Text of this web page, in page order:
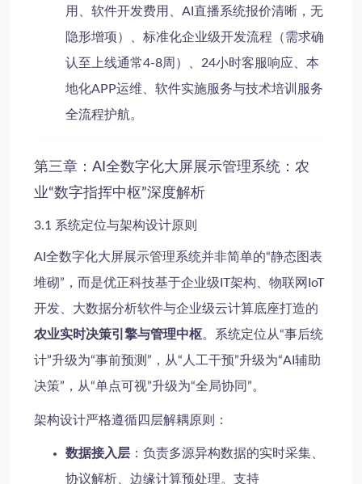
用、软件开发费用、AI直播系统报价清晰，无
隐形增项）、标准化企业级开发流程（需求确
认至上线通常4-8周）、24小时客服响应、本
地化APP运维、软件实施服务与技术培训服务
全流程护航。
第三章：AI全数字化大屏展示管理系统：农
业“数字指挥中枢”深度解析
3.1 系统定位与架构设计原则
AI全数字化大屏展示管理系统并非简单的“静态图表
堆砌”，而是优正科技基于企业级IT架构、物联网IoT
开发、大数据分析软件与企业级云计算底座打造的
农业实时决策引擎与管理中枢。系统定位从“事后统
计”升级为“事前预测”，从“人工干预”升级为“AI辅助
决策”，从“单点可视”升级为“全局协同”。
架构设计严格遵循四层解耦原则：
数据接入层 ：负责多源异构数据的实时采集、
协议解析、边缘计算预处理。支持